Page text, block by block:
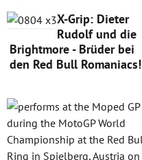
X-Grip: Dieter
Rudolf und die
Brightmore - Brüder bei
den Red Bull Romaniacs!